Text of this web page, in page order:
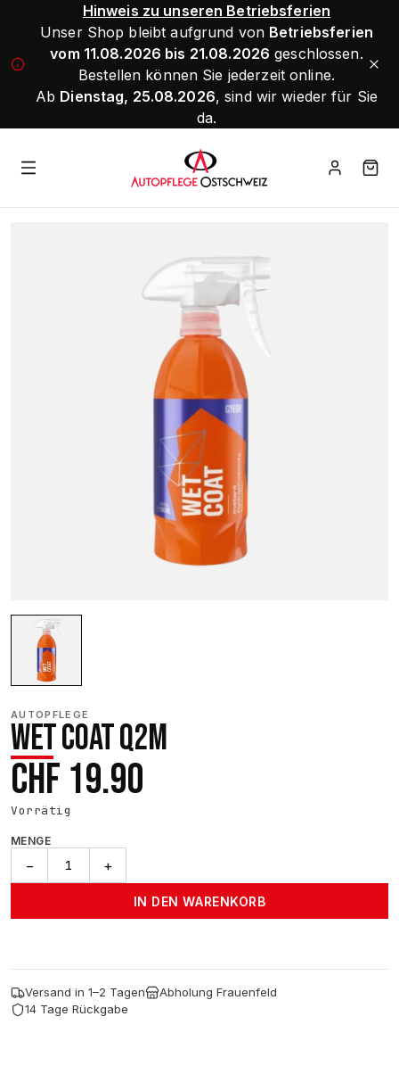
Hinweis zu unseren Betriebsferien
Unser Shop bleibt aufgrund von Betriebsferien
vom 11.08.2026 bis 21.08.2026 geschlossen.
Bestellen können Sie jederzeit online.
Ab Dienstag, 25.08.2026, sind wir wieder für Sie
da.
AUTOPFLEGE
WET COAT Q2M
CHF 19.90
Vorrätig
MENGE
− +
IN DEN WARENKORB
Versand in 1–2 Tagen
Abholung Frauenfeld
14 Tage Rückgabe